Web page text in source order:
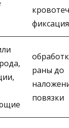
раны до
повязки